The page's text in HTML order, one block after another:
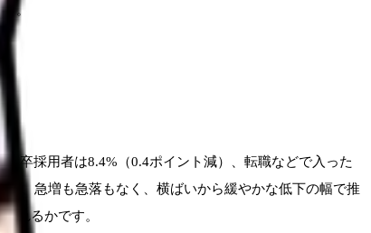
。
卒採用者は8.4%（0.4ポイント減）、転職などで入った
、急増も急落もなく、横ばいから緩やかな低下の幅で推
れるかです。